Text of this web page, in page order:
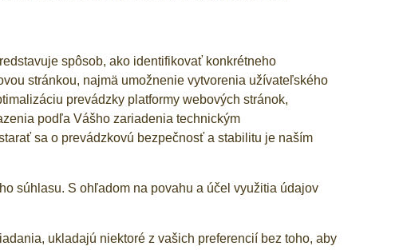
spôsob, ako identifikovať konkrétneho
stránkou, najmä umožnenie vytvorenia užívateľského
prevádzky platformy webových stránok,
podľa Vášho zariadenia technickým
sa o prevádzkovú bezpečnosť a stabilitu je naším
súhlasu. S ohľadom na povahu a účel využitia údajov
ukladajú niektoré z vašich preferencií bez toho, aby